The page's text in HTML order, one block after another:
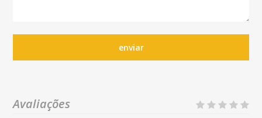
enviar
Avaliações